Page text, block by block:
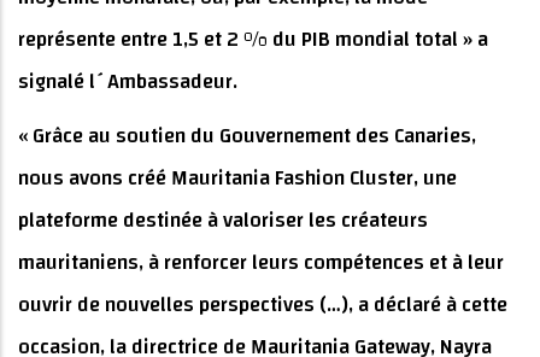
représente entre 1,5 et 2 % du PIB mondial total » a
signalé l´Ambassadeur.
« Grâce au soutien du Gouvernement des Canaries,
nous avons créé Mauritania Fashion Cluster, une
plateforme destinée à valoriser les créateurs
mauritaniens, à renforcer leurs compétences et à leur
ouvrir de nouvelles perspectives (…), a déclaré à cette
occasion, la directrice de Mauritania Gateway, Nayra